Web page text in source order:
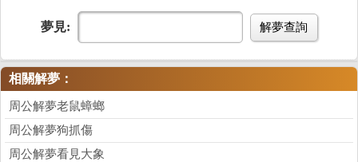
夢見: 解夢查詢
相關解夢：
周公解夢老鼠蟑螂
周公解夢狗抓傷
周公解夢看見大象